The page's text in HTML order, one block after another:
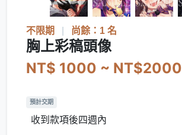
不限期 尚餘：1 名
胸上彩稿頭像
NT$ 1000 ~ NT$2000
預計交期
收到款項後四週內